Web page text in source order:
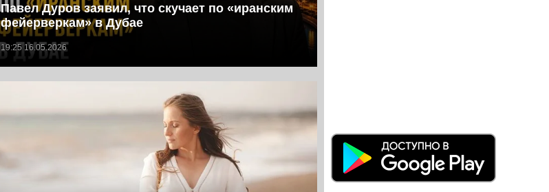
Павел Дуров заявил, что скучает по «иранским
фейерверкам» в Дубае
19:25 16.05.2026